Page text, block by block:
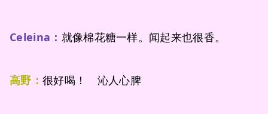
Celeina： 就像棉花糖一样。闻起来也很香。
高野： 很好喝！ 沁人心脾